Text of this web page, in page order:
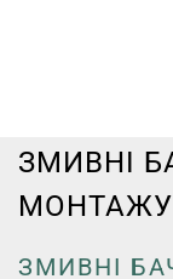
ЗМИВНІ
МОНТАЖУ
ЗМИВНІ